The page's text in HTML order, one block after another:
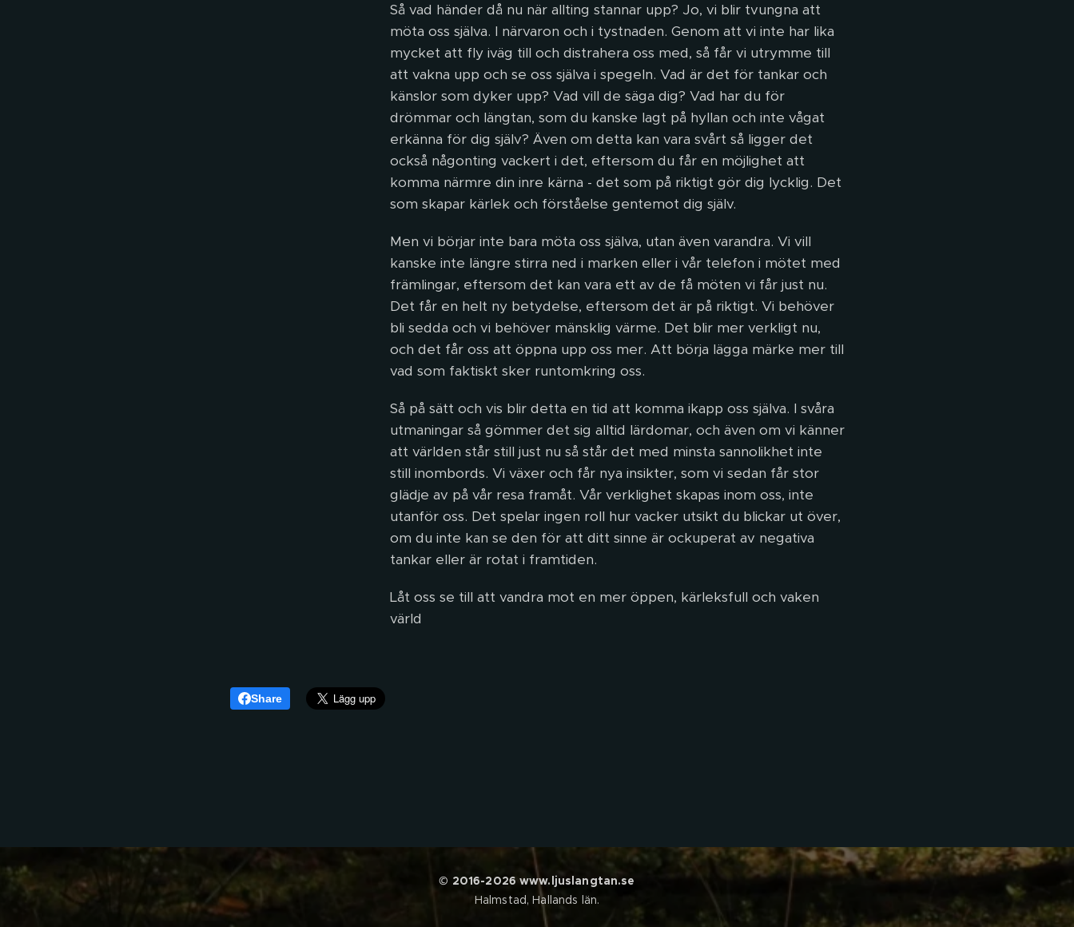
Så vad händer då nu när allting stannar upp? Jo, vi blir tvungna att
möta oss själva. I närvaron och i tystnaden. Genom att vi inte har lika
mycket att fly iväg till och distrahera oss med, så får vi utrymme till
att vakna upp och se oss själva i spegeln. Vad är det för tankar och
känslor som dyker upp? Vad vill de säga dig? Vad har du för
drömmar och längtan, som du kanske lagt på hyllan och inte vågat
erkänna för dig själv? Även om detta kan vara svårt så ligger det
också någonting vackert i det, eftersom du får en möjlighet att
komma närmre din inre kärna - det som på riktigt gör dig lycklig. Det
som skapar kärlek och förståelse gentemot dig själv.
Men vi börjar inte bara möta oss själva, utan även varandra. Vi vill
kanske inte längre stirra ned i marken eller i vår telefon i mötet med
främlingar, eftersom det kan vara ett av de få möten vi får just nu.
Det får en helt ny betydelse, eftersom det är på riktigt. Vi behöver
bli sedda och vi behöver mänsklig värme. Det blir mer verkligt nu,
och det får oss att öppna upp oss mer. Att börja lägga märke mer till
vad som faktiskt sker runtomkring oss.
Så på sätt och vis blir detta en tid att komma ikapp oss själva. I svåra
utmaningar så gömmer det sig alltid lärdomar, och även om vi känner
att världen står still just nu så står det med minsta sannolikhet inte
still inombords. Vi växer och får nya insikter, som vi sedan får stor
glädje av på vår resa framåt. Vår verklighet skapas inom oss, inte
utanför oss. Det spelar ingen roll hur vacker utsikt du blickar ut över,
om du inte kan se den för att ditt sinne är ockuperat av negativa
tankar eller är rotat i framtiden.
Låt oss se till att vandra mot en mer öppen, kärleksfull och vaken
värld 💚
Share
© 2016-2026 www.ljuslangtan.se
Halmstad, Hallands län.